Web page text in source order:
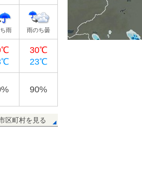
雨 雨のち曇
30℃
23℃
90%
区町村を見る